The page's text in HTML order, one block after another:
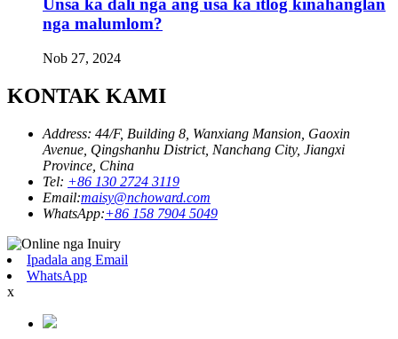
Unsa ka dali nga ang usa ka itlog kinahanglan
nga malumlom?
Nob 27, 2024
KONTAK KAMI
Address: 44/F, Building 8, Wanxiang Mansion, Gaoxin
Avenue, Qingshanhu District, Nanchang City, Jiangxi
Province, China
Tel: +86 130 2724 3119
Email:maisy@nchoward.com
WhatsApp:+86 158 7904 5049
Ipadala ang Email
WhatsApp
x